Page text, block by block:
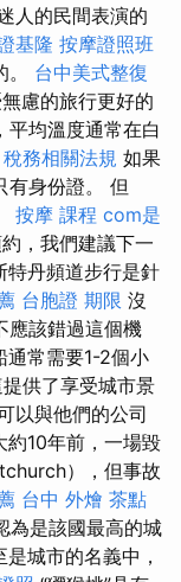
人的民間表演的
基隆 按摩證照班
台中美式整復
慮的旅行更好的
均溫度通常在白
務相關法規 如果
有身份證。 但
按摩 課程 com是
，我們建議下一
特丹頻道步行是針
台胞證 期限 沒
應該錯過這個機
通常需要1-2個小
供了享受城市景
以與他們的公司
約10年前，一場毀
），但事故
台中 外燴 茶點
為是該國最高的城
城市的名義中，